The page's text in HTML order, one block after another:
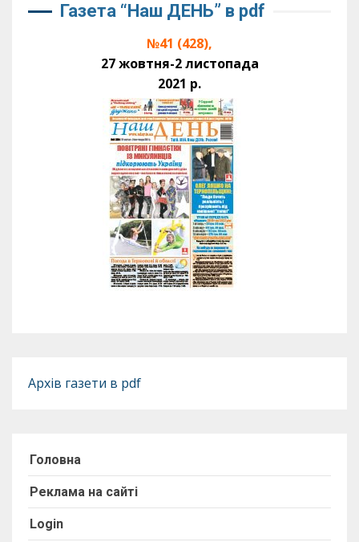
Газета “Наш ДЕНЬ” в pdf
№41 (428),
27 жовтня-2 листопада
2021 р.
Архів газети в pdf
Головна
Реклама на сайті
Login